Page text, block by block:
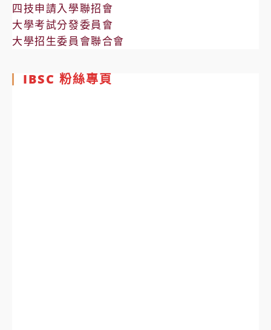
四技申請入學聯招會
大學考試分發委員會
大學招生委員會聯合會
IBSC 粉絲專頁